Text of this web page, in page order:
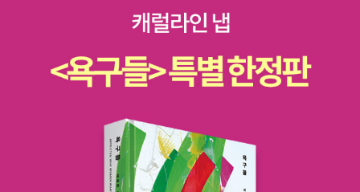
머리》 (한국외국어대학교출판부 지식출판원, 1995) 아이리스 머
독 - 런던 배경의 소설들 루이스 마르츠 / 최영 10. 도리스 레싱
(Doris Lessing) * 도리스 레싱 《금색 공책》
(창비, 2019)* 도리스 레싱 《19호실로 가다》 (문예출판사, 2018)*
집안의 여인들 - 전후 여성 소설가로나 세이지 / 정덕애 2) 레싱의
『한 남자와 두 여인』의 구성과 모티프오르피아 제인 앨린 / 김옥례